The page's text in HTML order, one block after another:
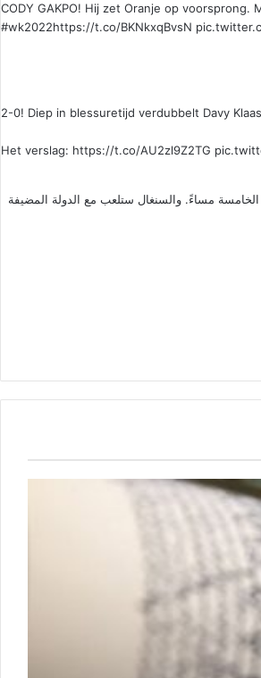
CODY GAKPO! Hij zet Oranje op
#wk2022https://t.co/BKNkxqBvsN
2-0! Diep in blessuretijd verdubbelt Davy
Het verslag: https://t.co/AU2zl9Z2TG
الخامسة مساءً. والسنغال ستلعب مع الدولة المضيفة